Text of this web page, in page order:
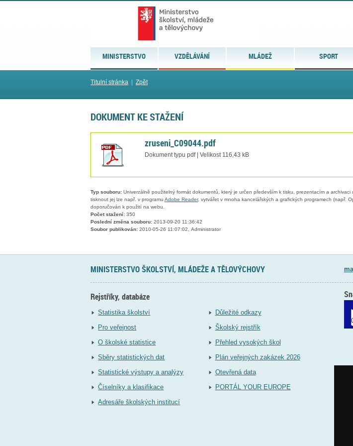
MINISTERSTVO VZDĚLÁVÁNÍ MLÁDEŽ SPORT
Titulní stránka Zpět
DOKUMENT KE STAŽENÍ
zruseni_C09044.pdf
Dokument typu pdf | Velikost 116,43 kB
Typ souboru: Univerzálně použitelný formát dokumentů, který je určen především k tisku, prezentacím a
tisknout jej lze např. v programu Adobe Reader, vytvářet v mnoha kancelářských a grafických programech (např.
doporučován k použití na webu.
Počet stažení: 350
Poslední změna souboru: 2013-09-20 11:36:42
Soubor publikován: 2010-05-26 11:07:02, Administrator
MINISTERSTVO ŠKOLSTVÍ, MLÁDEŽE A TĚLOVÝCHOVY
Rejstříky, databáze
Statistika školství
Pro veřejnost
O školské statistice
Sběry statistických dat
Statistické výstupy a analýzy
Číselníky a klasifikace
Adresáře školských institucí
Důležité odkazy
Školský rejstřík
Přehled vysokých škol
Plán veřejných zakázek 2026
Otevřená data
PORTÁL YOUR EUROPE